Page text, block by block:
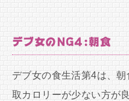
デブ女のNG4:朝食
デブ女の食生活第4は、
取カロリーが少ない方が